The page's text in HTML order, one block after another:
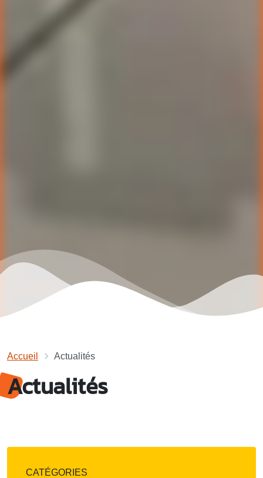
Accueil Actualités
Actualités
CATÉGORIES